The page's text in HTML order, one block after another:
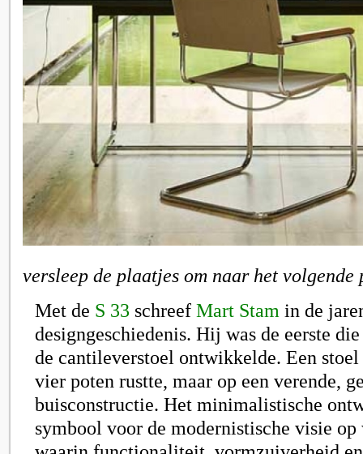
versleep de plaatjes om naar het
Met de S 33 schreef Mart Stam in de
designgeschiedenis. Hij was de eerste
de cantileverstoel ontwikkelde. Een
vier poten rustte, maar op een verende,
buisconstructie. Het minimalistische
symbool voor de modernistische visie op